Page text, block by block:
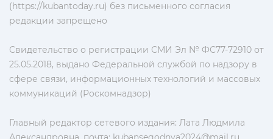
(https://kubantoday.ru) без письменного согласия
редакции запрещено
Свидетельство о регистрации СМИ Эл № ФС77-72910 от
25.05.2018, выдано Федеральной службой по надзору в
сфере связи, информационных технологий и массовых
коммуникаций (Роскомнадзор)
Главный редактор сетевого издания: Лата Людмила